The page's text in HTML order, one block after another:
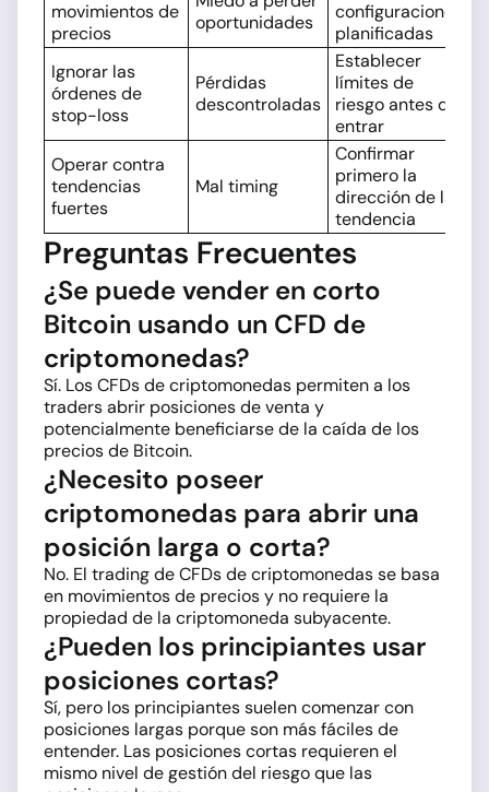
movimientos de
precios
oportunidades
configuraciones
planificadas
Ignorar las
órdenes de
stop-loss
Pérdidas
descontroladas
Establecer
límites de
riesgo antes de
entrar
Operar contra
tendencias
fuertes
Mal timing
Confirmar
primero la
dirección de la
tendencia
Preguntas Frecuentes
¿Se puede vender en corto
Bitcoin usando un CFD de
criptomonedas?
Sí. Los CFDs de criptomonedas permiten a los
traders abrir posiciones de venta y
potencialmente beneficiarse de la caída de los
precios de Bitcoin.
¿Necesito poseer
criptomonedas para abrir una
posición larga o corta?
No. El trading de CFDs de criptomonedas se basa
en movimientos de precios y no requiere la
propiedad de la criptomoneda subyacente.
¿Pueden los principiantes usar
posiciones cortas?
Sí, pero los principiantes suelen comenzar con
posiciones largas porque son más fáciles de
entender. Las posiciones cortas requieren el
mismo nivel de gestión del riesgo que las